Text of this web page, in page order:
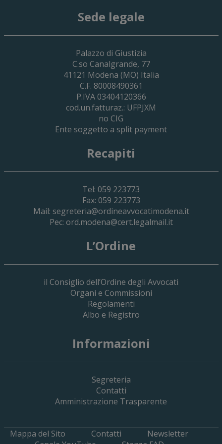
29 Giugno 2026
Cassa Forense – Elezioni Dei Delegati
2030
19 Giugno 2026
Sede legale
Palazzo di Giustizia
C.so Canalgrande, 77
41121 Modena (MO) Italia
C.F. 80008490361
P.IVA 03404120366
cod.un.fatturaz.: UFPJXM
no CIG
Ente soggetto a split payment
Recapiti
Tel: 059 223773
Fax: 059 223773
Mail: segreteria@ordineavvocatimodena.it
Pec: ord.modena@cert.legalmail.it
L’Ordine
il Consiglio dell’Ordine degli Avvocati
Organi e Commissioni
Regolamenti
Albo e Registro
Informazioni
Segreteria
Contatti
Amministrazione Trasparente
Mappa del Sito Contatti
Newsletter